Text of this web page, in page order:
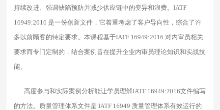
持续改进、强调缺陷预防并减少供应链中的变异和浪费。IATF
16949:2016 是一份创新文件，它着重考虑了客户导向性，综合了许
多以前顾客的特定要求。本课程基于IATF 16949:2016 对内审员相关
要求而专门定制的，结合案例旨在提升企业内审员理论知识和实战技
能。
高度参与和实际案例分析能让学员理解IATF 16949:2016文件编写
的方法。质量管理体系文件是 IATF 16949 质量管理体系有效运行的